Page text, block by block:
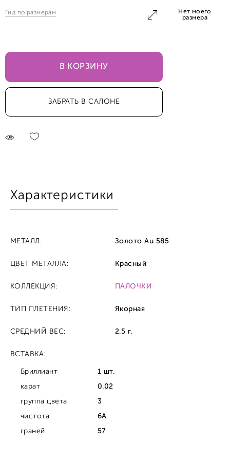
45,0
Гид по размерам
Нет моего
размера
В КОРЗИНУ
ЗАБРАТЬ В САЛОНЕ
Характеристики
МЕТАЛЛ: Золото Au 585
ЦВЕТ МЕТАЛЛА: Красный
КОЛЛЕКЦИЯ: ПАЛОЧКИ
ТИП ПЛЕТЕНИЯ: Якорная
СРЕДНИЙ ВЕС: 2.5 г.
ВСТАВКА:
Бриллиант
1 шт.
карат
0.02
группа цвета
3
чистота
6А
граней
57